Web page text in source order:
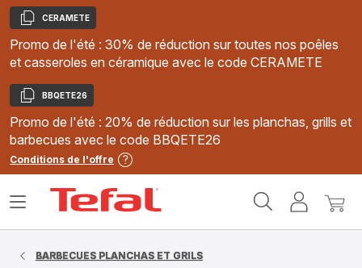
Copier
CERAMETE
Promo de l'été : 30% de réduction sur toutes nos poêles
et casseroles en céramique avec le code CERAMETE
Copier
BBQETE26
Promo de l'été : 20% de réduction sur les planchas, grills et
barbecues avec le code BBQETE26
Conditions de l'offre
MonMon
Ouvrir
BARBECUES PLANCHAS ET GRILS